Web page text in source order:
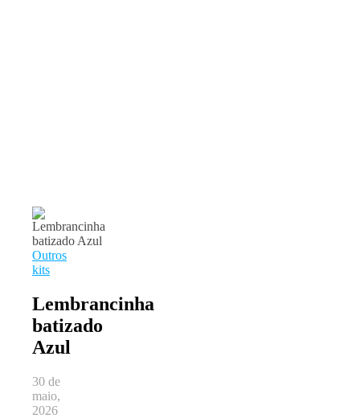
Outros
kits
Lembrancinha
batizado
Azul
30 de
maio,
2026